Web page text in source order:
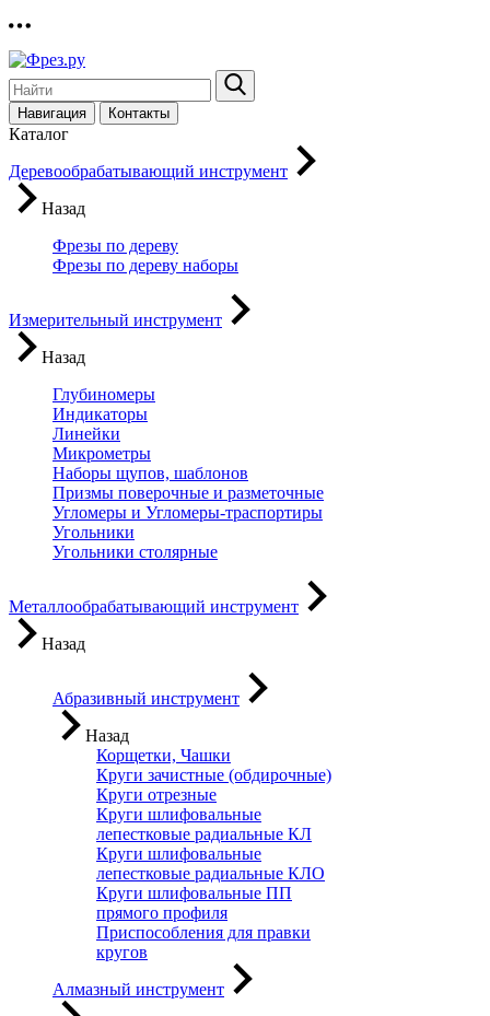
Навигация Контакты
Каталог
Деревообрабатывающий инструмент
Назад
Фрезы по дереву
Фрезы по дереву наборы
Измерительный инструмент
Назад
Глубиномеры
Индикаторы
Линейки
Микрометры
Наборы щупов, шаблонов
Призмы поверочные и разметочные
Угломеры и Угломеры-траспортиры
Угольники
Угольники столярные
Металлообрабатывающий инструмент
Назад
Абразивный инструмент
Назад
Корщетки, Чашки
Круги зачистные (обдирочные)
Круги отрезные
Круги шлифовальные
лепестковые радиальные КЛ
Круги шлифовальные
лепестковые радиальные КЛО
Круги шлифовальные ПП
прямого профиля
Приспособления для правки
кругов
Алмазный инструмент